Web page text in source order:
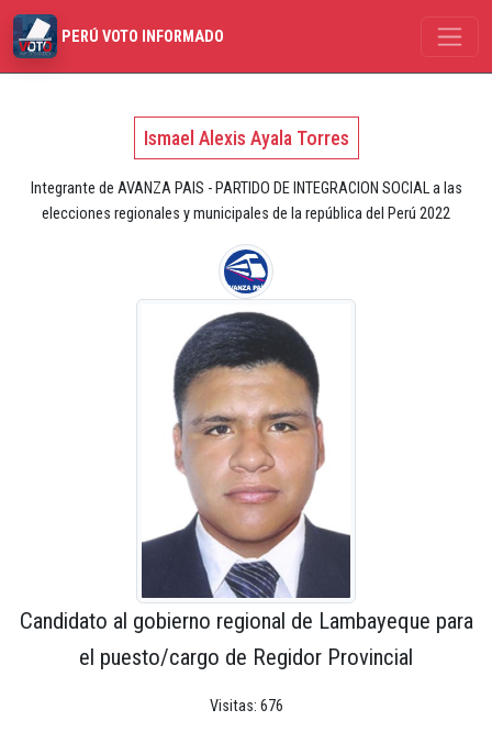
PERÚ VOTO INFORMADO
Ismael Alexis Ayala Torres
Integrante de AVANZA PAIS - PARTIDO DE INTEGRACION SOCIAL a las
elecciones regionales y municipales de la república del Perú 2022
Candidato al gobierno regional de Lambayeque para
el puesto/cargo de Regidor Provincial
Visitas: 676